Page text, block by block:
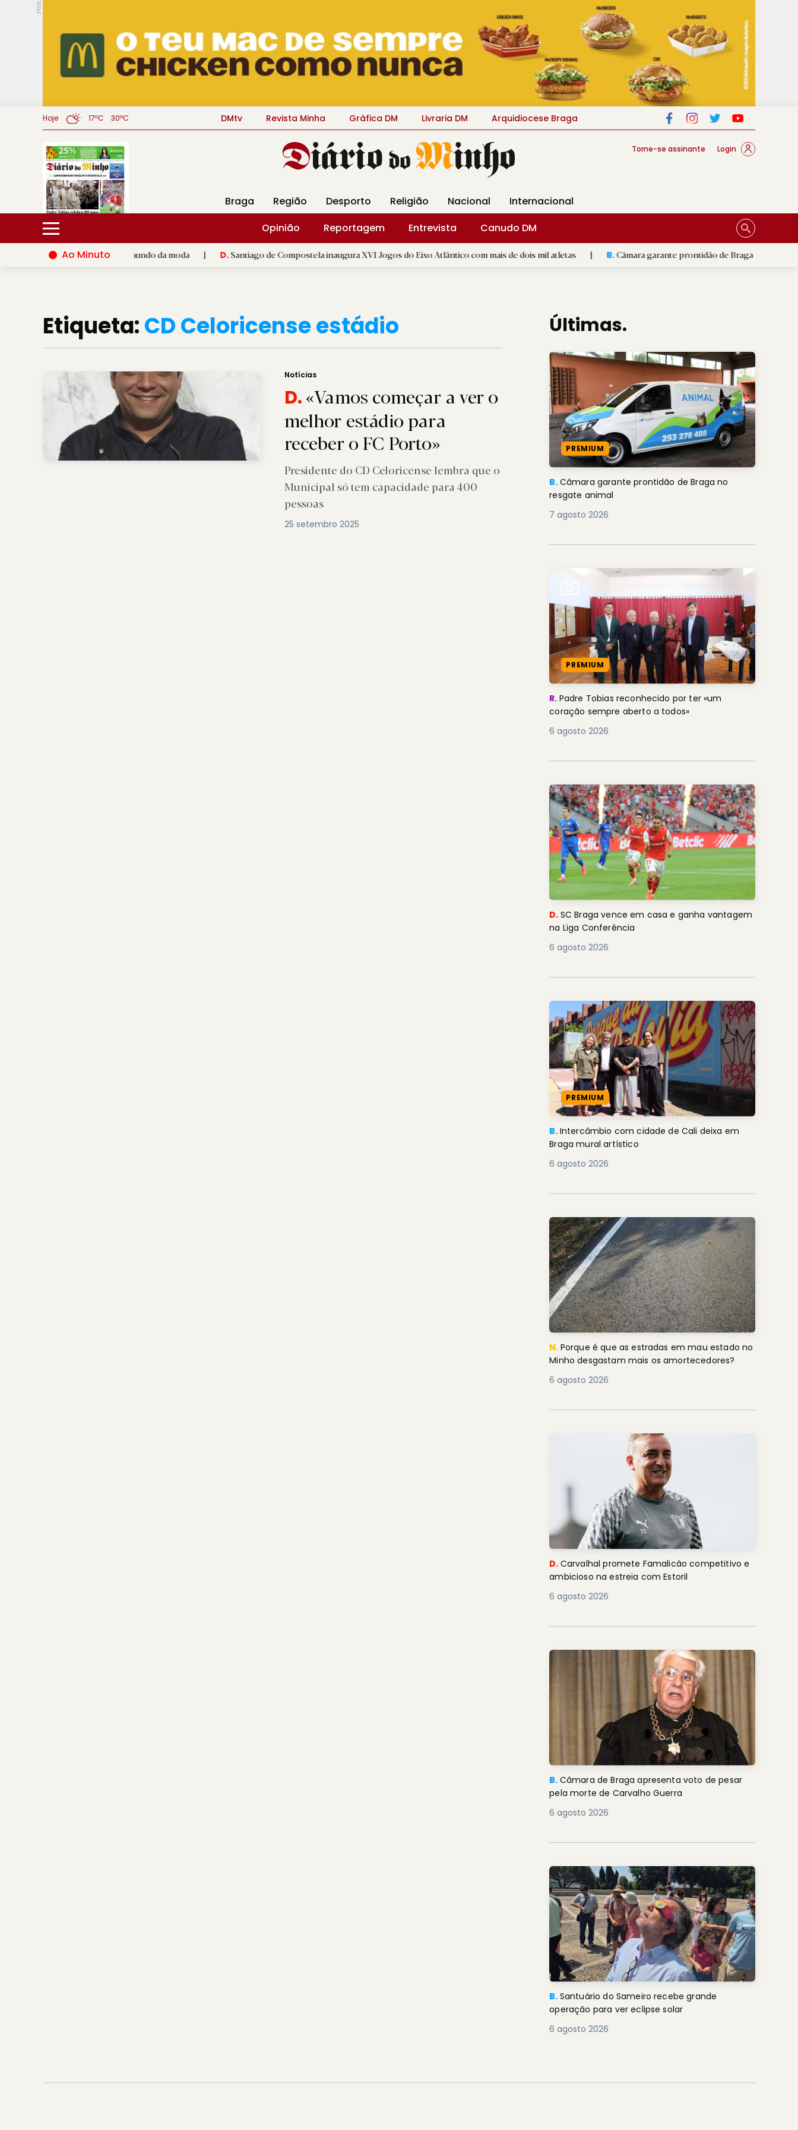
PUB.
Hoje 17ºC 30ºC DMtv Revista Minha Gráfica DM Livraria DM Arquidiocese Braga
Torne-se assinante Login
Braga Região Desporto Religião Nacional
Internacional
Opinião
Reportagem Entrevista
Canudo DM
Ao Minuto
e à inovação do mundo da moda | D.Santiago de Compostela inaugura XVI Jogos do Eixo Atlântico com mais de dois mil atletas | B.Câmara garante prontidão de Braga no resgate animal
Etiqueta:CD Celoricense estádio
Notícias
D.«Vamos começar a ver o
melhor estádio para
receber o FC Porto»
Presidente do CD Celoricense lembra que o
Municipal só tem capacidade para 400
pessoas
25 setembro 2025
Últimas.
PREMIUM
B. Câmara garante prontidão de Braga no
resgate animal
7 agosto 2026
PREMIUM
R. Padre Tobias reconhecido por ter «um
coração sempre aberto a todos»
6 agosto 2026
D. SC Braga vence em casa e ganha vantagem
na Liga Conferência
6 agosto 2026
PREMIUM
B. Intercâmbio com cidade de Cali deixa em
Braga mural artístico
6 agosto 2026
N. Porque é que as estradas em mau estado no
Minho desgastam mais os amortecedores?
6 agosto 2026
D. Carvalhal promete Famalicão competitivo e
ambicioso na estreia com Estoril
6 agosto 2026
B. Câmara de Braga apresenta voto de pesar
pela morte de Carvalho Guerra
6 agosto 2026
B. Santuário do Sameiro recebe grande
operação para ver eclipse solar
6 agosto 2026